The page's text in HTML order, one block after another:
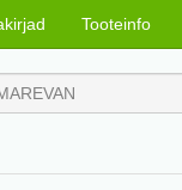
Tooteinfo